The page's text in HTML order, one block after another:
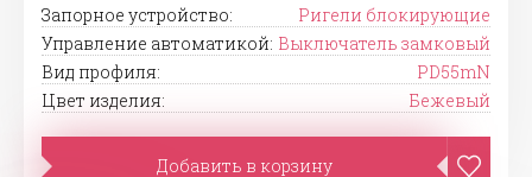
Запорное устройство:
Ригели блокирующие
Управление автоматикой: Выключатель замковый
Вид профиля:
PD55mN
Цвет изделия:
Бежевый
Добавить в корзину